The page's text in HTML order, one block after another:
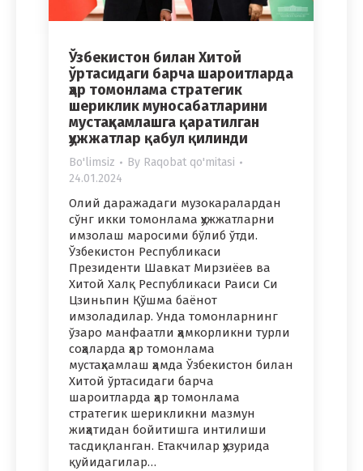
Ўзбекистон билан Хитой
ўртасидаги барча шароитларда
ҳар томонлама стратегик
шериклик муносабатларини
мустаҳкамлашга қаратилган
ҳужжатлар қабул қилинди
Bo'limsiz By Raqobat qo'mitasi
24.01.2024
Олий даражадаги музокаралардан
сўнг икки томонлама ҳужжатларни
имзолаш маросими бўлиб ўтди.
Ўзбекистон Республикаси
Президенти Шавкат Мирзиёев ва
Хитой Халқ Республикаси Раиси Си
Цзиньпин Қўшма баёнот
имзоладилар. Унда томонларнинг
ўзаро манфаатли ҳамкорликни турли
соҳаларда ҳар томонлама
мустаҳкамлаш ҳамда Ўзбекистон билан
Хитой ўртасидаги барча
шароитларда ҳар томонлама
стратегик шерикликни мазмун
жиҳатидан бойитишга интилиши
тасдиқланган. Етакчилар ҳузурида
қуйидагилар…